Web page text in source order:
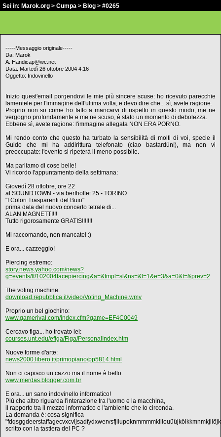
Sei in: Marok.org > Cumpa > Blog > #0265
-----Messaggio originale-----
Da: Marok
A: Handicap@wc.net
Data: Martedì 26 ottobre 2004 4:16
Oggetto: Indovinello
Inizio quest'email porgendovi le mie più sincere scuse: ho ricevuto parecchie
lamentele per l'immagine dell'ultima volta, e devo dire che... sì, avete ragione.
Proprio non so come ho fatto a mancarvi di rispetto in questo modo, me ne
vergogno profondamente e me ne scuso, è stato un momento di debolezza.
Ebbene sì, avete ragione: l'immagine allegata NON ERA PORNO.
Mi rendo conto che questo ha turbato la sensibilità di molti di voi, specie il
Guido che mi ha addirittura telefonato (ciao bastardùn!), ma non vi
preoccupate: l'evento si ripeterà il meno possibile.
Ma parliamo di cose belle!
Vi ricordo l'appuntamento della settimana:
Giovedì 28 ottobre, ore 22
al SOUNDTOWN - via berthollet 25 - TORINO
"I Colori Trasparenti del Buio"
prima data del nuovo concerto tetrale di...
ALAN MAGNETTI!!!
Tutto rigorosamente GRATIS!!!!!!!
Mi raccomando, non mancate! :)
E ora... cazzeggio!
Piercing estremo:
story.news.yahoo.com/news?
g=events/lf/102004facepiercing&a=&tmpl=sl&ns=&l=1&e=3&a=0&t=&prev=2
The voting machine:
download.repubblica.it/video/Voting_Machine.wmv
Proprio un bel giochino:
www.gamerival.com/index.cfm?game=EF4C0049
Cercavo figa... ho trovato lei:
courses.unt.edu/efiga/Figa/PersonalIndex.htm
Nuove forme d'arte:
news2000.libero.it/primopiano/pp5814.html
Non ci capisco un cazzo ma il nome è bello:
www.merdas.blogger.com.br
E ora... un sano indovinello informatico!
Più che altro riguarda l'interazione tra l'uomo e la macchina,
il rapporto tra il mezzo informatico e l'ambiente che lo circonda.
La domanda è: cosa significa
scritto con la tastiera del PC ?